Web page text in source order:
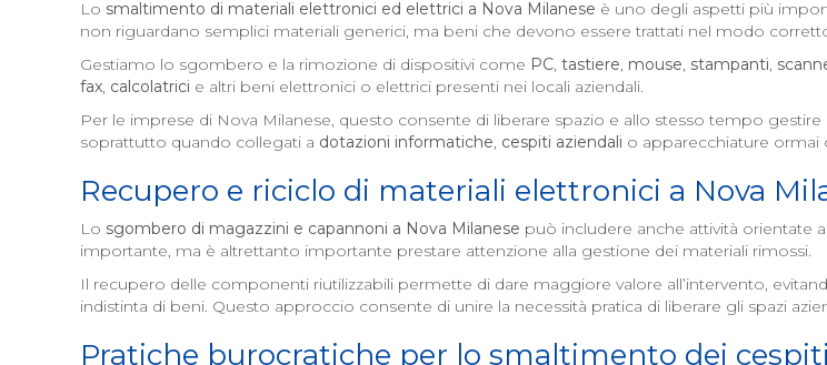
Lo smaltimento di materiali elettronici ed elettrici a Nova Milanese è uno degli aspetti più
non riguardano semplici materiali generici, ma beni che devono essere trattati nel modo
Gestiamo lo sgombero e la rimozione di dispositivi come PC, tastiere, mouse, stampanti,
fax, calcolatrici e altri beni elettronici o elettrici presenti nei locali aziendali.
Per le imprese di Nova Milanese, questo consente di liberare spazio e allo stesso tempo
soprattutto quando collegati a dotazioni informatiche, cespiti aziendali o apparecchiature ormai
Recupero e riciclo di materiali elettronici a Nova
Lo sgombero di magazzini e capannoni a Nova Milanese può includere anche attività orientate al
importante, ma è altrettanto importante prestare attenzione alla gestione dei materiali rimossi.
Il recupero delle componenti riutilizzabili permette di dare maggiore valore all’intervento,
indistinta di beni. Questo approccio consente di unire la necessità pratica di liberare gli spazi
Pratiche burocratiche per lo smaltimento dei